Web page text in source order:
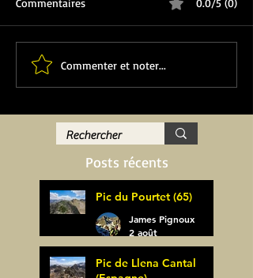
Commentaires 0.0/5 (0)
Commenter et noter...
Posts récents
Pic du Pourtet (65)
James Pignoux
2 août
Pic de Llena Cantal